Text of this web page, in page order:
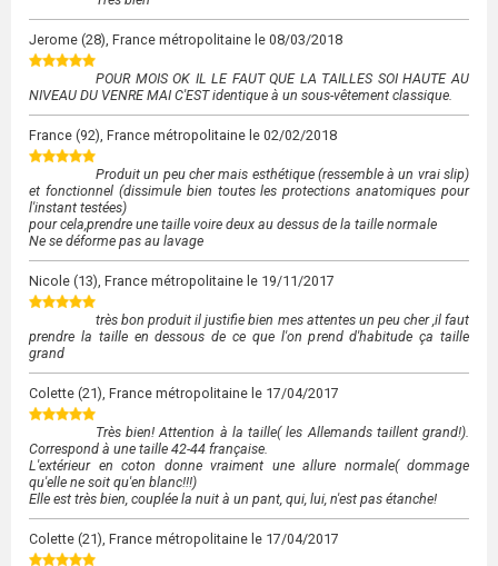
Jerome (28), France métropolitaine le 08/03/2018
POUR MOIS OK IL LE FAUT QUE LA TAILLES SOI HAUTE AU
NIVEAU DU VENRE MAI C'EST identique à un sous-vêtement classique.
France (92), France métropolitaine le 02/02/2018
Produit un peu cher mais esthétique (ressemble à un vrai slip)
et fonctionnel (dissimule bien toutes les protections anatomiques pour
l'instant testées)
pour cela,prendre une taille voire deux au dessus de la taille normale
Ne se déforme pas au lavage
Nicole (13), France métropolitaine le 19/11/2017
très bon produit il justifie bien mes attentes un peu cher ,il faut
prendre la taille en dessous de ce que l'on prend d'habitude ça taille
grand
Colette (21), France métropolitaine le 17/04/2017
Très bien! Attention à la taille( les Allemands taillent grand!).
Correspond à une taille 42-44 française.
L'extérieur en coton donne vraiment une allure normale( dommage
qu'elle ne soit qu'en blanc!!!)
Elle est très bien, couplée la nuit à un pant, qui, lui, n'est pas étanche!
Colette (21), France métropolitaine le 17/04/2017